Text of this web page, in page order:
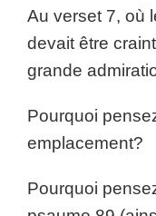
Au verset 7, où
devait être
grande
Pourquoi
emplacement?
Pourquoi